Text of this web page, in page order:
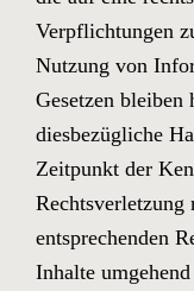
Verpflichtungen
Nutzung von
Gesetzen
diesbezügliche
Zeitpunkt der
entsprechenden
Inhalte